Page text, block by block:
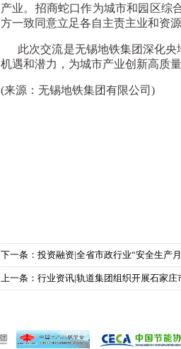
产业。招商蛇口作为城市和园区综
方一致同意立足各自主责主业和资
此次交流是无锡地铁集团深化央
机遇和潜力，为城市产业创新高质
(来源：无锡地铁集团有限公司)
下一条：投资融资|全省市政行业“安全生产
上一条：行业资讯|轨道集团组织开展石家